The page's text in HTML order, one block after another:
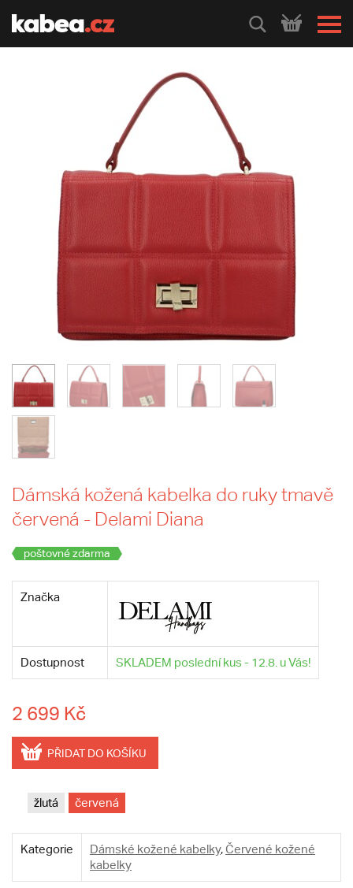
HLEDEJ
Dámská kožená kabelka do ruky tmavě
červená - Delami Diana
poštovné zdarma
Značka
Dostupnost SKLADEM poslední kus - 12.8. u Vás!
2 699 Kč
PŘIDAT DO KOŠÍKU
žlutá červená
Kategorie Dámské kožené kabelky,Červené kožené
kabelky